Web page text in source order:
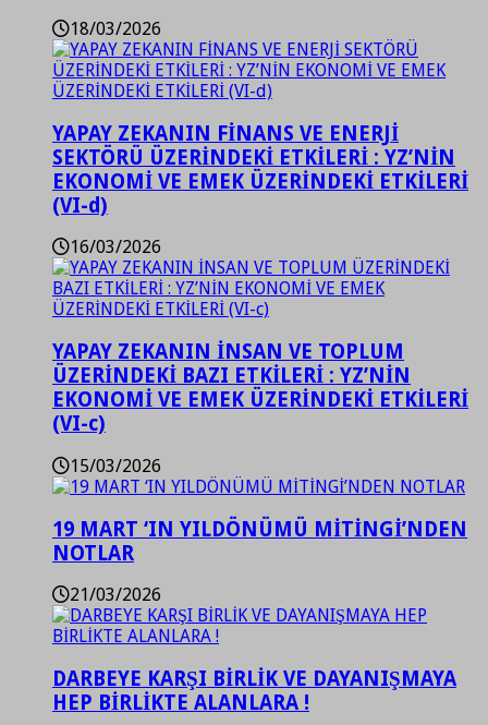
18/03/2026
YAPAY ZEKANIN FİNANS VE ENERJİ
SEKTÖRÜ ÜZERİNDEKİ ETKİLERİ : YZ’NİN
EKONOMİ VE EMEK ÜZERİNDEKİ ETKİLERİ
(VI-d)
16/03/2026
YAPAY ZEKANIN İNSAN VE TOPLUM
ÜZERİNDEKİ BAZI ETKİLERİ : YZ’NİN
EKONOMİ VE EMEK ÜZERİNDEKİ ETKİLERİ
(VI-c)
15/03/2026
19 MART ‘IN YILDÖNÜMÜ MİTİNGİ’NDEN
NOTLAR
21/03/2026
DARBEYE KARŞI BİRLİK VE DAYANIŞMAYA
HEP BİRLİKTE ALANLARA !